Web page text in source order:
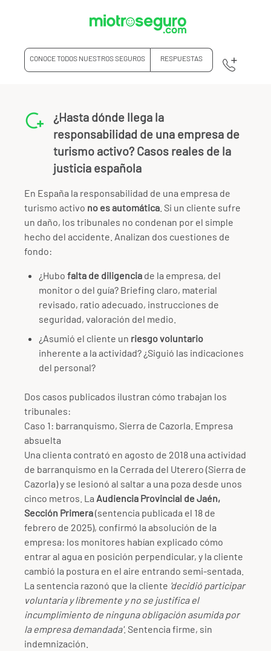
CONOCE TODOS NUESTROS SEGUROS RESPUESTAS
¿Hasta dónde llega la
responsabilidad de una empresa de
turismo activo? Casos reales de la
justicia española
En España la responsabilidad de una empresa de
turismo activo no es automática . Si un cliente sufre
un daño, los tribunales no condenan por el simple
hecho del accidente. Analizan dos cuestiones de
fondo:
¿Hubo falta de diligencia de la empresa, del
monitor o del guía? Briefing claro, material
revisado, ratio adecuado, instrucciones de
seguridad, valoración del medio.
¿Asumió el cliente un riesgo voluntario
inherente a la actividad? ¿Siguió las indicaciones
del personal?
Dos casos publicados ilustran cómo trabajan los
tribunales:
Caso 1: barranquismo, Sierra de Cazorla. Empresa
absuelta
Una clienta contrató en agosto de 2018 una actividad
de barranquismo en la Cerrada del Uterero (Sierra de
Cazorla) y se lesionó al saltar a una poza desde unos
cinco metros. La Audiencia Provincial de Jaén,
Sección Primera(sentencia publicada el 18 de
febrero de 2025), confirmó la absolución de la
empresa: los monitores habían explicado cómo
entrar al agua en posición perpendicular, y la cliente
cambió la postura en el aire entrando semi-sentada.
La sentencia razonó que la cliente 'decidió participar
voluntaria y libremente y no se justifica el
incumplimiento de ninguna obligación asumida por
la empresa demandada'. Sentencia firme, sin
indemnización.